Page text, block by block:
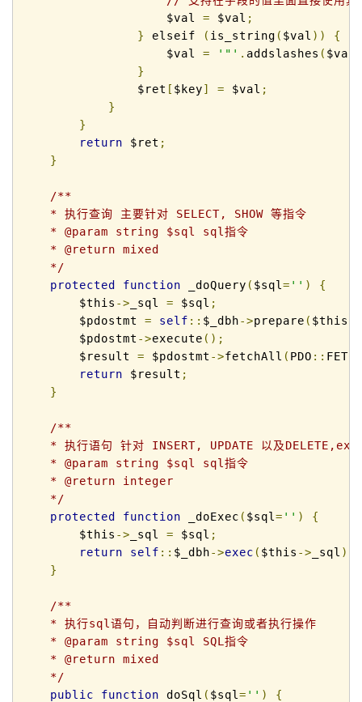
$val = $val ;
} elseif ( is_string ( $val ))
{
$val = '"' . addslashes ( $val
}
$ret [ $key] = $val ;
}
}
return $ret ;
}
/**
* 执行查询 主要针对 SELECT, SHOW 等指令
* @param string $sql sql指令
* @return mixed
*/
protected
function _doQuery ( $sql = '' )
{
$this -> _sql = $sql ;
$pdostmt = self :: $_dbh->prepare ( $this
$pdostmt ->execute ();
$result = $pdostmt ->fetchAll ( PDO ::
return $result ;
}
/**
* 执行语句 针对 INSERT, UPDATE 以及DELETE,exec
* @param string $sql sql指令
* @return integer
*/
protected
function _doExec ( $sql = '' )
{
$this -> _sql = $sql ;
return
self :: $_dbh->exec ( $this -> _sql );
}
/**
* 执行sql语句，自动判断进行查询或者执行操作
* @param string $sql SQL指令
* @return mixed
*/
public
function doSql ( $sql = '' )
{